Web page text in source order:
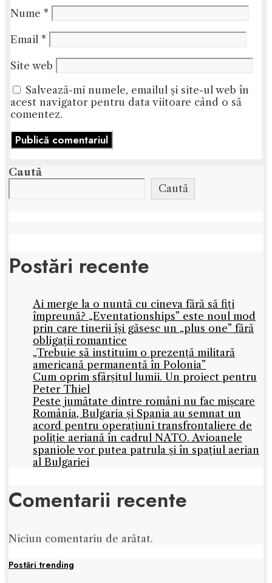
Nume *
Email *
Site web
Salvează-mi numele, emailul și site-ul web în
acest navigator pentru data viitoare când o să
comentez.
Caută
Caută
Postări recente
Ai merge la o nuntă cu cineva fără să fiți
împreună? „Eventationships” este noul mod
prin care tinerii își găsesc un „plus one” fără
obligații romantice
„Trebuie să instituim o prezență militară
americană permanentă în Polonia”
Cum oprim sfârșitul lumii. Un proiect pentru
Peter Thiel
Peste jumătate dintre români nu fac mișcare
România, Bulgaria și Spania au semnat un
acord pentru operațiuni transfrontaliere de
poliție aeriană în cadrul NATO. Avioanele
spaniole vor putea patrula și în spațiul aerian
al Bulgariei
Comentarii recente
Niciun comentariu de arătat.
Postări trending